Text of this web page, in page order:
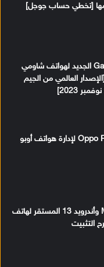
[تخطي حساب جوجل]
تحميل Game Turbo 5.0 الجديد لهواتف شاومي
العالمي من الجيم
تحميل برنامج Oppo PC Suite لإدارة هواتف أوبو
تحميل تحديث MIUI 14 وأندرويد 13 المستقر لهاتف